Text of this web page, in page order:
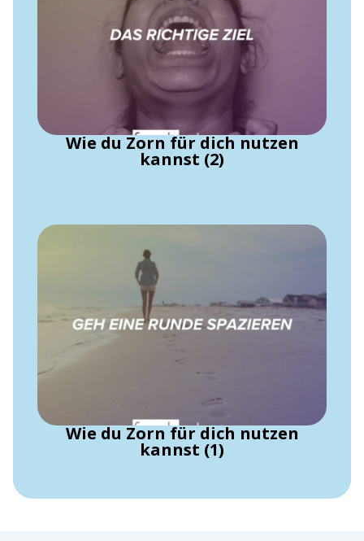
Wie du Zorn für dich nutzen
kannst (2)
Wie du Zorn für dich nutzen
kannst (1)